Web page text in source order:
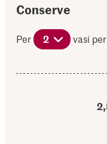
Conserve
Per 2 vasi